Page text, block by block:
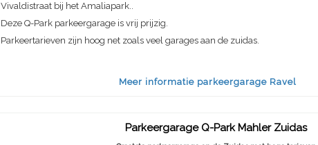
Vivaldistraat bij het Amaliapark..
Deze Q-Park parkeergarage is vrij prijzig.
Parkeertarieven zijn hoog net zoals veel garages aan de zuidas.
Meer informatie parkeergarage Ravel
Parkeergarage Q-Park Mahler Zuidas